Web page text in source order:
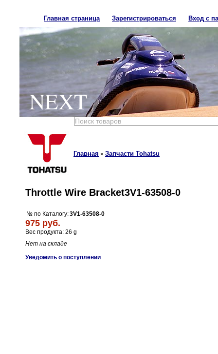
Главная страница Зарегистрироваться Вход с
NEXT
Главная » Запчасти Tohatsu
Throttle Wire Bracket3V1-63508-0
№ по Каталогу:3V1-63508-0
975 руб.
Вес продукта: 26 g
Нет на складе
Уведомить о поступлении